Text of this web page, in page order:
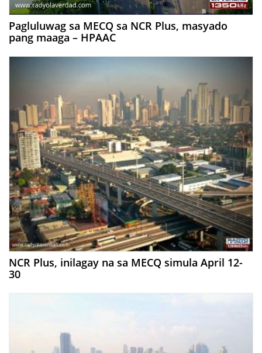
Pagluluwag sa MECQ sa NCR Plus, masyado
pang maaga – HPAAC
NCR Plus, inilagay na sa MECQ simula April 12-
30